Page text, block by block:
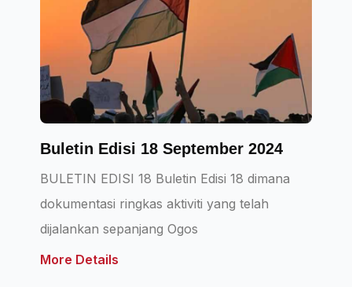
Buletin Edisi 18 September 2024
BULETIN EDISI 18 Buletin Edisi 18 dimana
dokumentasi ringkas aktiviti yang telah
dijalankan sepanjang Ogos
More Details